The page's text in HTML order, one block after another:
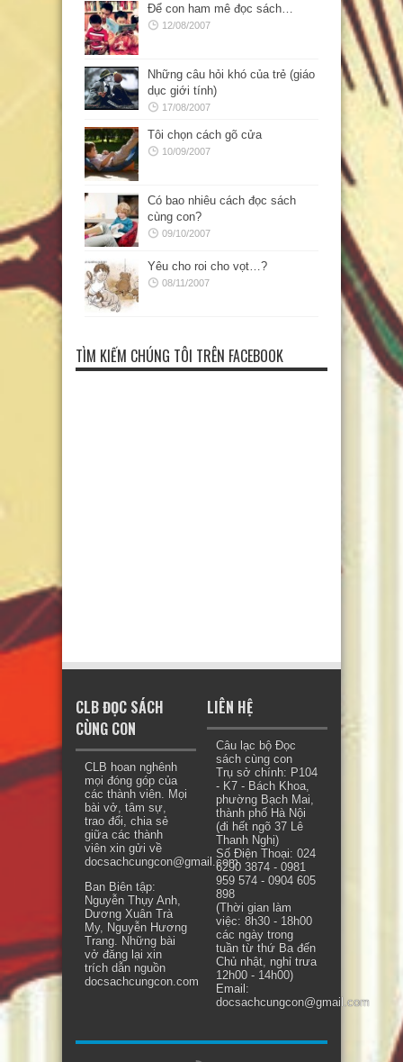
Để con ham mê đọc sách…
12/08/2007
Những câu hỏi khó của trẻ (giáo
dục giới tính)
17/08/2007
Tôi chọn cách gõ cửa
10/09/2007
Có bao nhiêu cách đọc sách
cùng con?
09/10/2007
Yêu cho roi cho vọt…?
08/11/2007
TÌM KIẾM CHÚNG TÔI TRÊN FACEBOOK
CLB ĐỌC SÁCH
CÙNG CON
CLB hoan nghênh
mọi đóng góp của
các thành viên. Mọi
bài vở, tâm sự,
trao đổi, chia sẻ
giữa các thành
viên xin gửi về
docsachcungcon@gmail.com.
Ban Biên tập:
Nguyễn Thụy Anh,
Dương Xuân Trà
My, Nguyễn Hương
Trang. Những bài
vở đăng lại xin
trích dẫn nguồn
docsachcungcon.com
LIÊN HỆ
Câu lạc bộ Đọc
sách cùng con
Trụ sở chính: P104
- K7 - Bách Khoa,
phường Bạch Mai,
thành phố Hà Nội
(đi hết ngõ 37 Lê
Thanh Nghị)
Số Điện Thoại: 024
6290 3874 - 0981
959 574 - 0904 605
898
(Thời gian làm
việc: 8h30 - 18h00
các ngày trong
tuần từ thứ Ba đến
Chủ nhật, nghỉ trưa
12h00 - 14h00)
Email:
docsachcungcon@gmail.com